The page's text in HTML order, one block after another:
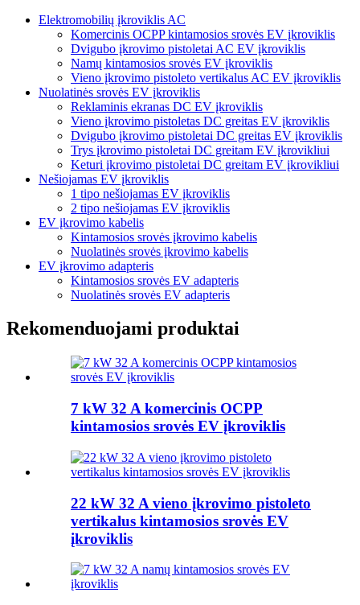
Elektromobilių įkroviklis AC
Komercinis OCPP kintamosios srovės EV įkroviklis
Dvigubo įkrovimo pistoletai AC EV įkroviklis
Namų kintamosios srovės EV įkroviklis
Vieno įkrovimo pistoleto vertikalus AC EV įkroviklis
Nuolatinės srovės EV įkroviklis
Reklaminis ekranas DC EV įkroviklis
Vieno įkrovimo pistoletas DC greitas EV įkroviklis
Dvigubo įkrovimo pistoletai DC greitas EV įkroviklis
Trys įkrovimo pistoletai DC greitam EV įkrovikliui
Keturi įkrovimo pistoletai DC greitam EV įkrovikliui
Nešiojamas EV įkroviklis
1 tipo nešiojamas EV įkroviklis
2 tipo nešiojamas EV įkroviklis
EV įkrovimo kabelis
Kintamosios srovės įkrovimo kabelis
Nuolatinės srovės įkrovimo kabelis
EV įkrovimo adapteris
Kintamosios srovės EV adapteris
Nuolatinės srovės EV adapteris
Rekomenduojami produktai
7 kW 32 A komercinis OCPP
kintamosios srovės EV įkroviklis
22 kW 32 A vieno įkrovimo pistoleto
vertikalus kintamosios srovės EV
įkroviklis